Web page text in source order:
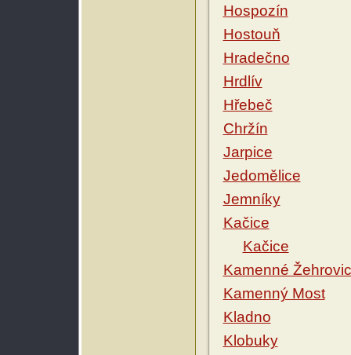
Hospozín
Hostouň
Hradečno
Hrdlív
Hřebeč
Chržín
Jarpice
Jedomělice
Jemníky
Kačice
Kačice
Kamenné
Kamenný Most
Kladno
Klobuky